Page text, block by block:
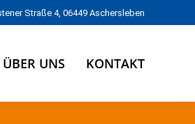
Straße 4, 06449 Aschersleben
ÜBER UNS KONTAKT